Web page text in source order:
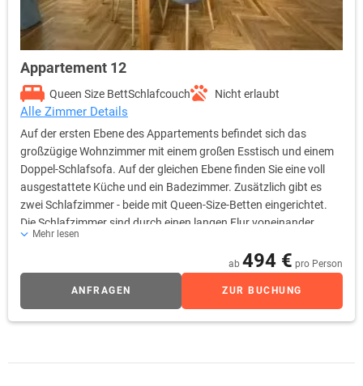
Appartement 12
Queen Size BettSchlafcouch Nicht erlaubt
Alle Zimmer Details
Auf der ersten Ebene des Appartements befindet sich das
großzügige Wohnzimmer mit einem großen Esstisch und einem
Doppel-Schlafsofa. Auf der gleichen Ebene finden Sie eine voll
ausgestattete Küche und ein Badezimmer. Zusätzlich gibt es
zwei Schlafzimmer - beide mit Queen-Size-Betten eingerichtet.
Die Schlafzimmer sind durch einen langen Flur voneinander
getrennt. Dies ermöglicht ein wenig mehr Privatsphäre. Auf der
zweiten Ebene ist das liebevoll eingerichtete Schlafzimmer mit
einem Queen-Size-Bett.
Mehr lesen
ab 494 € pro Person
ANFRAGEN ZUR BUCHUNG